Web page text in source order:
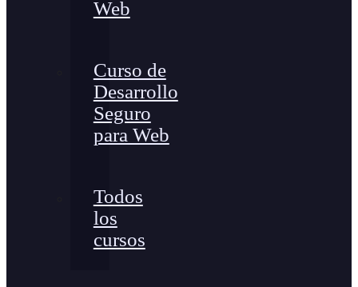
Web
Curso de
Desarrollo
Seguro
para Web
Todos
los
cursos